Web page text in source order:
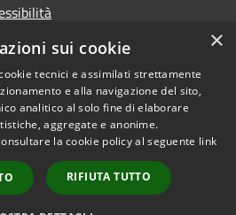
Copyright © 2026 • Comune di
Bonifati • Powered by
Municipium•
Accesso
redazione
×
sui cookie
tecnici e assimilati strettamente
e alla navigazione del sito,
analitico al solo fine di elaborare
aggregate e anonime.
la cookie policy al seguente link
RIFIUTA TUTTO